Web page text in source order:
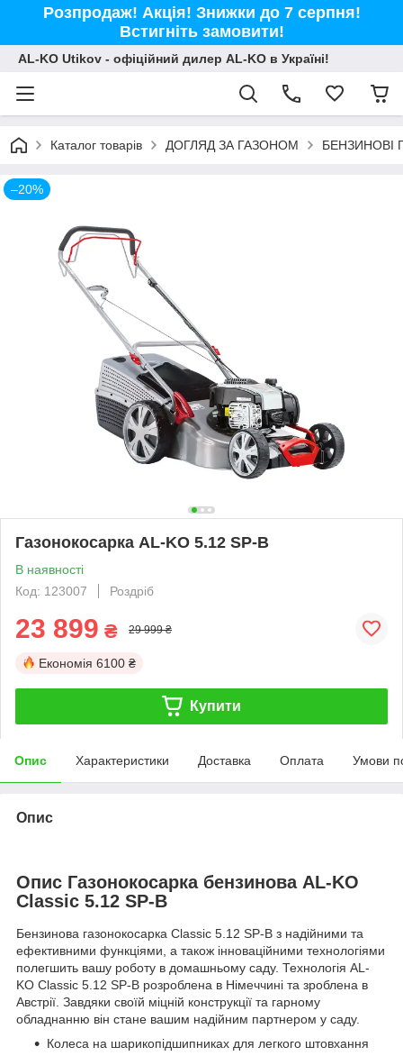
Розпродаж! Акція! Знижки до 7 серпня!
Встигніть замовити!
AL-KO Utikov - офіційний дилер AL-KO в Україні!
Каталог товарів ДОГЛЯД ЗА ГАЗОНОМ БЕНЗИНОВІ
–20%
Газонокосарка AL-KO 5.12 SP-В
В наявності
Код: 123007
Роздріб
23 899 ₴ 29 999 ₴
Економія 6100 ₴
Купити
Опис Характеристики Доставка Оплата Умови
Опис
Опис Газонокосарка бензинова AL-KO
Classic 5.12 SP-B
Бензинова газонокосарка Classic 5.12 SP-B з надійними та
ефективними функціями, а також інноваційними технологіями
полегшить вашу роботу в домашньому саду. Технологія AL-
KO Classic 5.12 SP-B розроблена в Німеччині та зроблена в
Австрії. Завдяки своїй міцній конструкції та гарному
обладнанню він стане вашим надійним партнером у саду.
Колеса на шарикопідшипниках для легкого штовхання